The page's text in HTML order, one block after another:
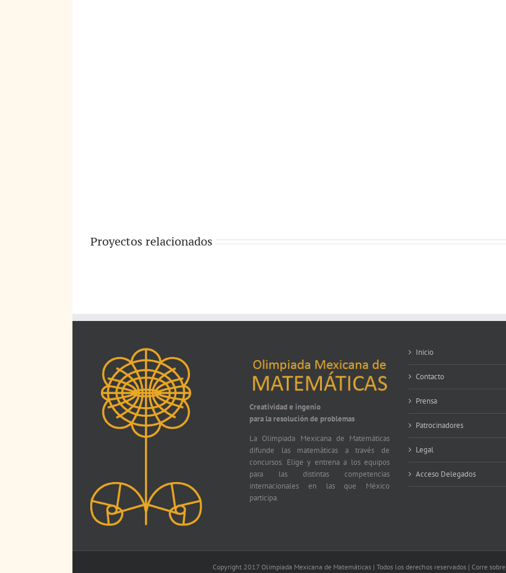
Proyectos relacionados
Creatividad e ingenio
para la resolución de problemas
La Olimpiada Mexicana de Matemáticas
difunde las matemáticas a través de
concursos. Elige y entrena a los equipos
para las distintas competencias
internacionales en las que México
participa.
Inicio
Contacto
Prensa
Patrocinadores
Legal
Acceso Delegados
Copyright 2017 Olimpiada Mexicana de Matemáticas | Todos los derechos reservados | Corre sobre